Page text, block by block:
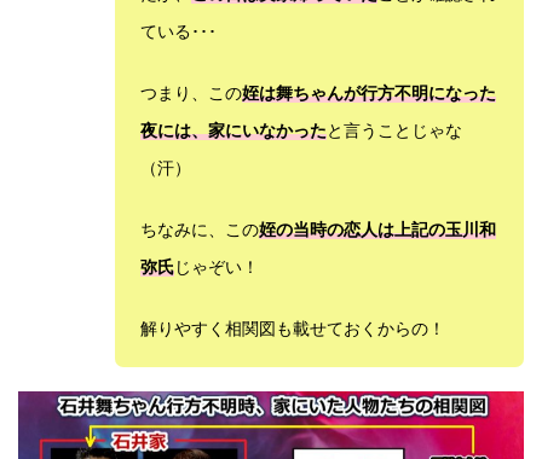
ている･･･
つまり、この姪は舞ちゃんが行方不明になった
夜には、家にいなかったと言うことじゃな
（汗）
ちなみに、この姪の当時の恋人は上記の玉川和
弥氏じゃぞい！
解りやすく相関図も載せておくからの！